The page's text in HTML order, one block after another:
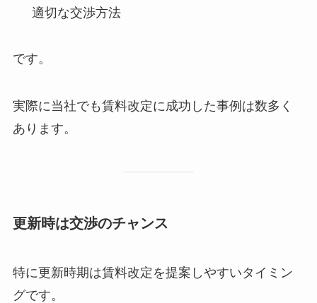
適切な交渉方法
です。
実際に当社でも賃料改定に成功した事例は数多く
あります。
更新時は交渉のチャンス
特に更新時期は賃料改定を提案しやすいタイミン
グです。